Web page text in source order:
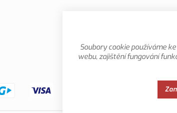
Soubory cookie používáme
webu, zajištění fungování